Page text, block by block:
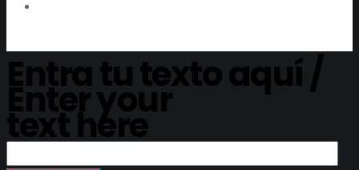
Entra tu texto aquí /
Enter your
text here